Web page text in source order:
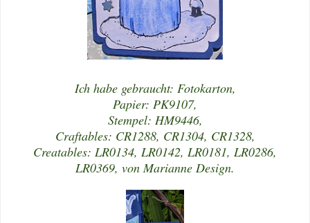
Ich habe gebraucht: Fotokarton,
Papier: PK9107,
Stempel: HM9446,
Craftables: CR1288, CR1304, CR1328,
Creatables: LR0134, LR0142, LR0181, LR0286,
LR0369, von Marianne Design.